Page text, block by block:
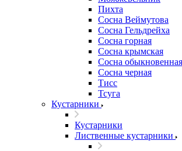
Пихта
Сосна Веймутова
Сосна Гельдрейха
Сосна горная
Сосна крымская
Сосна обыкновенная
Сосна черная
Тисс
Тсуга
Кустарники
Кустарники
Лиственные кустарники